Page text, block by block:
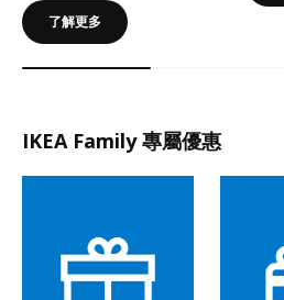
了解更多
IKEA Family 專屬優惠